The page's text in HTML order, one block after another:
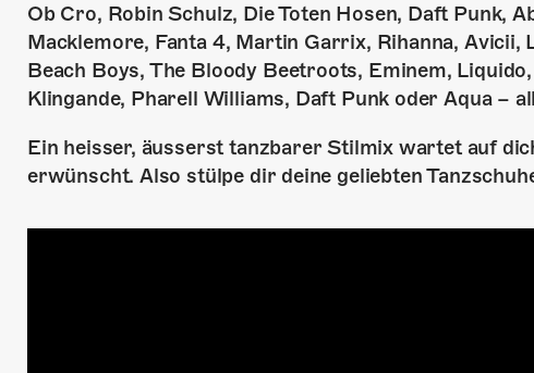
Ob Cro, Robin Schulz, Die Toten Hosen, Daft Punk,
Macklemore, Fanta 4, Martin Garrix, Rihanna, Avicii,
Beach Boys, The Bloody Beetroots, Eminem,
Klingande, Pharell Williams, Daft Punk oder Aqua –
Ein heisser, äusserst tanzbarer Stilmix wartet auf
erwünscht. Also stülpe dir deine geliebten